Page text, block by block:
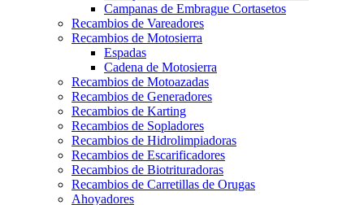
Campanas de Embrague Cortasetos
Recambios de Vareadores
Recambios de Motosierra
Espadas
Cadena de Motosierra
Recambios de Motoazadas
Recambios de Generadores
Recambios de Karting
Recambios de Sopladores
Recambios de Hidrolimpiadoras
Recambios de Escarificadores
Recambios de Biotrituradoras
Recambios de Carretillas de Orugas
Ahoyadores